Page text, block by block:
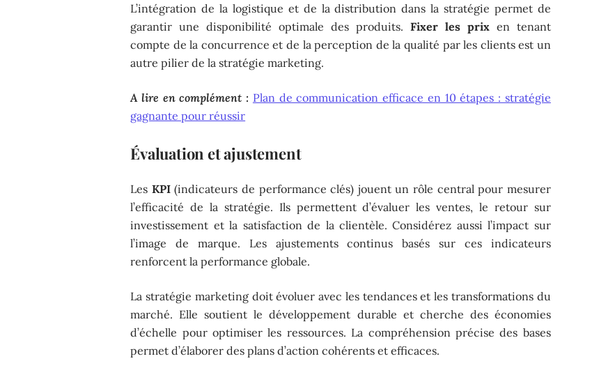
L’intégration de la logistique et de la distribution dans la stratégie permet de
garantir une disponibilité optimale des produits. Fixer les prix en tenant
compte de la concurrence et de la perception de la qualité par les clients est un
autre pilier de la stratégie marketing.
A lire en complément : Plan de communication efficace en 10 étapes : stratégie
gagnante pour réussir
Évaluation et ajustement
Les KPI(indicateurs de performance clés) jouent un rôle central pour mesurer
l’efficacité de la stratégie. Ils permettent d’évaluer les ventes, le retour sur
investissement et la satisfaction de la clientèle. Considérez aussi l’impact sur
l’image de marque. Les ajustements continus basés sur ces indicateurs
renforcent la performance globale.
La stratégie marketing doit évoluer avec les tendances et les transformations du
marché. Elle soutient le développement durable et cherche des économies
d’échelle pour optimiser les ressources. La compréhension précise des bases
permet d’élaborer des plans d’action cohérents et efficaces.